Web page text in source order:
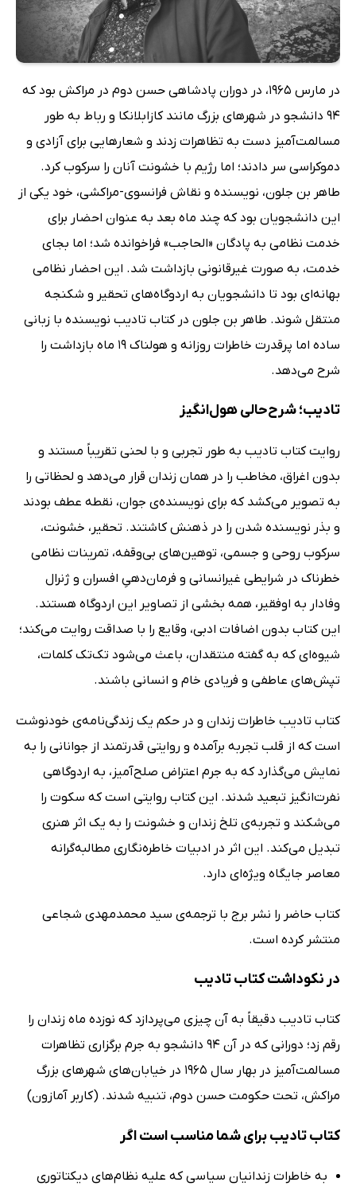
در مارس 1965، در دوران پادشاهی حسن دوم در مراکش بود که
94 دانشجو در شهرهای بزرگ مانند کازابلانکا و رباط به طور
مسالمت‌آمیز دست به تظاهرات زدند و شعارهایی برای آزادی و
دموکراسی سر دادند؛ اما رژیم با خشونت آنان را سرکوب کرد.
طاهر بن جلون، نویسنده و نقاش فرانسوی-مراکشی، خود یکی از
این دانشجویان بود که چند ماه بعد به عنوان احضار برای
خدمت نظامی به پادگان «الحاجب» فراخوانده شد؛ اما بجای
خدمت، به صورت غیرقانونی بازداشت شد. این احضار نظامی
بهانه‌ای بود تا دانشجویان به اردوگاه‌های تحقیر و شکنجه
منتقل شوند. طاهر بن جلون در کتاب تادیب نویسنده با زبانی
ساده اما پرقدرت خاطرات روزانه و هولناک 19 ماه بازداشت را
شرح می‌دهد.
تادیب؛ شرح‌حالی هول‌انگیز
روایت کتاب تادیب به طور تجربی و با لحنی تقریباً مستند و
بدون اغراق، مخاطب را در همان زندان قرار می‌دهد و لحظاتی را
به تصویر می‌کشد که برای نویسنده‌ی جوان، نقطه عطف بودند
و بذر نویسنده شدن را در ذهنش کاشتند. تحقیر، خشونت،
سرکوب روحی و جسمی، توهین‌های بی‌وقفه، تمرینات نظامی
خطرناک در شرایطی غیرانسانی و فرمان‌دهیِ افسران و ژنرال
وفادار به اوفقیر، همه بخشی از تصاویر این اردوگاه هستند.
این کتاب بدون اضافات ادبی، وقایع را با صداقت روایت می‌کند؛
شیوه‌ای که به گفته منتقدان، باعث می‌شود تک‌تک کلمات،
تپش‌های عاطفی و فریادی خام و انسانی باشند.
کتاب تادیب خاطرات زندان و در حکم یک زندگی‌نامه‌ی خودنوشت
است که از قلب تجربه برآمده و روایتی قدرتمند از جوانانی را به
نمایش می‌گذارد که به جرم اعتراض صلح‌آمیز، به اردوگاهی
نفرت‌انگیز تبعید شدند. این کتاب روایتی است که سکوت را
می‌شکند و تجربه‌ی تلخ زندان و خشونت را به یک اثر هنری
تبدیل می‌کند. این اثر در ادبیات خاطره‌نگاری مطالبه‌گرانه
معاصر جایگاه ویژه‌ای دارد.
کتاب حاضر را نشر برج با ترجمه‌ی سید محمدمهدی شجاعی
منتشر کرده است.
در نکوداشت کتاب تادیب
کتاب تادیب دقیقاً به آن چیزی می‌پردازد که نوزده‌ ماه زندان را
رقم زد؛ دورانی که در آن 94 دانشجو به جرم برگزاری تظاهرات
مسالمت‌آمیز در بهار سال 1965 در خیابان‌های شهرهای بزرگ
مراکش، تحت حکومت حسن دوم، تنبیه شدند. (کاربر آمازون)
کتاب تادیب برای شما مناسب است اگر
به خاطرات زندانیان سیاسی که علیه نظام‌های دیکتاتوری